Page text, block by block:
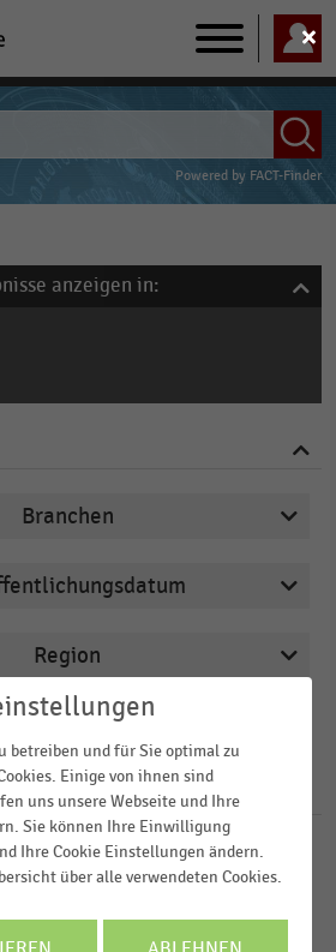
Main
navigation
Powered by FACT-Finder
anzeigen in:
EINZELHANDEL|STATISTIK
im Kassenprozess im
Branchen
Einzelhandel
Konsum,
ANZEIGEN
ANZEIGEN
Region
ZURÜCKSETZEN
betreiben und für Sie optimal zu
Einige von ihnen sind
uns unsere Webseite und Ihre
Sie können Ihre Einwilligung
Ihre Cookie Einstellungen ändern.
über alle verwendeten Cookies.